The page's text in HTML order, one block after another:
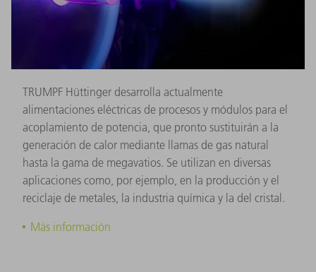
TRUMPF Hüttinger desarrolla actualmente
alimentaciones eléctricas de procesos y módulos para el
acoplamiento de potencia, que pronto sustituirán a la
generación de calor mediante llamas de gas natural
hasta la gama de megavatios. Se utilizan en diversas
aplicaciones como, por ejemplo, en la producción y el
reciclaje de metales, la industria química y la del cristal.
Más información